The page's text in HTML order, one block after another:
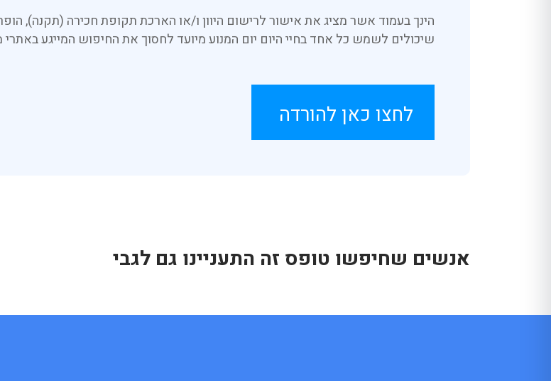
הינך בעמוד אשר מציג את אישור לרישום היוון ו/או הארכת תקופת חכירה (תקנה),
שיכולים לשמש כל אחד בחיי היום יום המנוע מיועד לחסוך את החיפוש המייגע
לחצו כאן להורדה
אנשים שחיפשו טופס זה התעניינו גם לגבי